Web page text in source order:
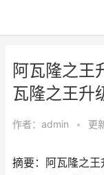
阿瓦隆之王
瓦隆之王升
作者： admin • 更
摘要：阿瓦隆之